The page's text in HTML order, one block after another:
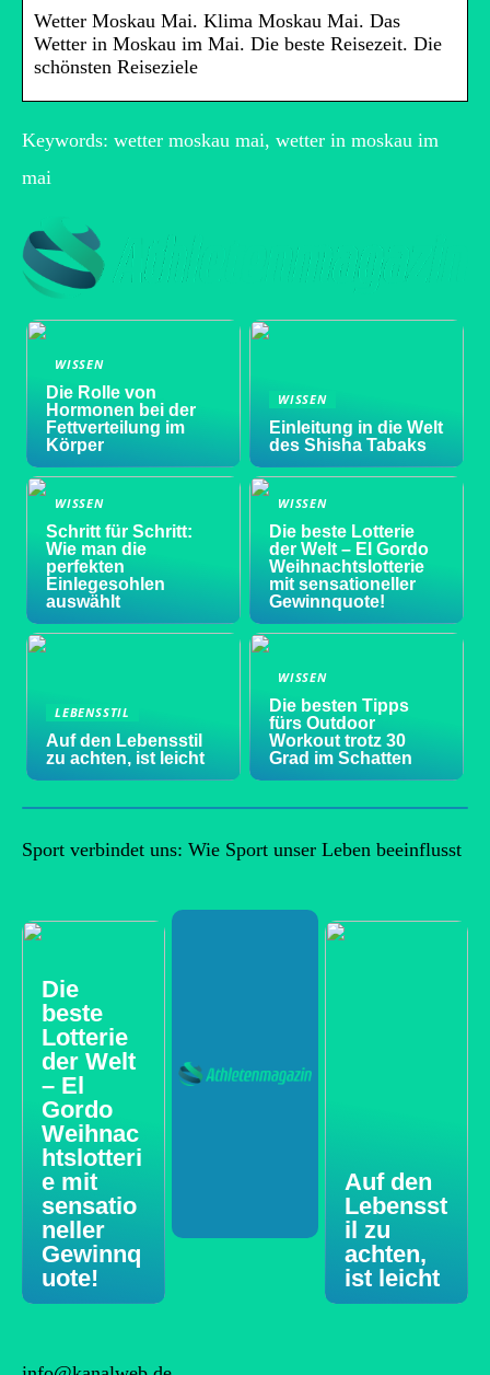
Wetter Moskau Mai. Klima Moskau Mai. Das
Wetter in Moskau im Mai. Die beste Reisezeit. Die
schönsten Reiseziele
Keywords: wetter moskau mai, wetter in moskau im
mai
WISSEN
Die Rolle von
Hormonen bei der
Fettverteilung im
Körper
WISSEN
Einleitung in die Welt
des Shisha Tabaks
WISSEN
Schritt für Schritt:
Wie man die
perfekten
Einlegesohlen
auswählt
WISSEN
Die beste Lotterie
der Welt – El Gordo
Weihnachtslotterie
mit sensationeller
Gewinnquote!
LEBENSSTIL
Auf den Lebensstil
zu achten, ist leicht
WISSEN
Die besten Tipps
fürs Outdoor
Workout trotz 30
Grad im Schatten
Sport verbindet uns: Wie Sport unser Leben beeinflusst
Die
beste
Lotterie
der Welt
– El
Gordo
Weihnac
htslotteri
e mit
sensatio
neller
Gewinnq
uote!
Auf den
Lebensst
il zu
achten,
ist leicht